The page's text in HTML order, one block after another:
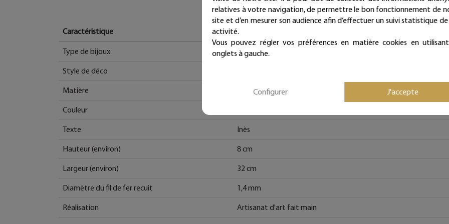
Fiche technique
Caractéristique
Type de bijoux Prénom en fil de fer
Style de déco
Matière Fil de fer recuit
Couleur
Texte Inès
Hauteur (environ) 8 cm
Largeur (environ) 32 cm
Diamètre du fil de fer recuit 1,4 mm
Réalisation Artisanat d'art fait main
relatives à votre navigation, de permettre le bon fonctionnement de
site et d’en mesurer son audience afin d’effectuer un suivi statistique
activité.
Vous pouvez régler vos préférences en matière cookies en
onglets à gauche.
Configurer J'accepte